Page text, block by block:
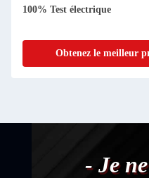
100% Test électrique
Obtenez le meilleur
- Je